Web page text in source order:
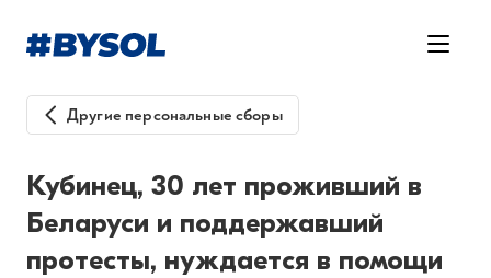
Другие персональные сборы
Кубинец, 30 лет проживший в
Беларуси и поддержавший
протесты, нуждается в помощи